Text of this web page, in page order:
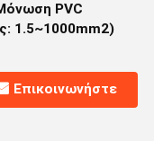
PVC
1.5~1000mm2)
Επικοινωνήστε